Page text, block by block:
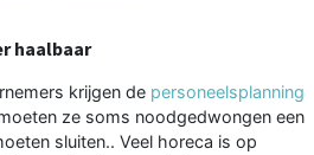
haalbaar
krijgen de personeelsplanning
ze soms noodgedwongen een
sluiten.. Veel horeca is op